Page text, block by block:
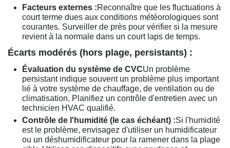
Facteurs externes :Reconnaître que les fluctuations à
court terme dues aux conditions météorologiques sont
courantes. Surveiller de près pour vérifier si la mesure
revient à la normale dans un court laps de temps.
Écarts modérés (hors plage, persistants) :
Évaluation du système de CVCUn problème
persistant indique souvent un problème plus important
lié à votre système de chauffage, de ventilation ou de
climatisation. Planifiez un contrôle d'entretien avec un
technicien HVAC qualifié.
Contrôle de l'humidité (le cas échéant) :Si l'humidité
est le problème, envisagez d'utiliser un humidificateur
ou un déshumidificateur pour la ramener dans la plage